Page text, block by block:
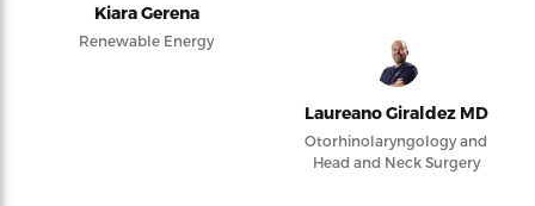
Kiara Gerena
Renewable Energy
Laureano Giraldez MD
Otorhinolaryngology and
Head and Neck Surgery